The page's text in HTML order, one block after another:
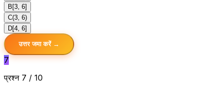
B [3, 6]
C(3, 6)
D[4, 6]
उत्तर जमा करें →
7
प्रश्न 7 / 10